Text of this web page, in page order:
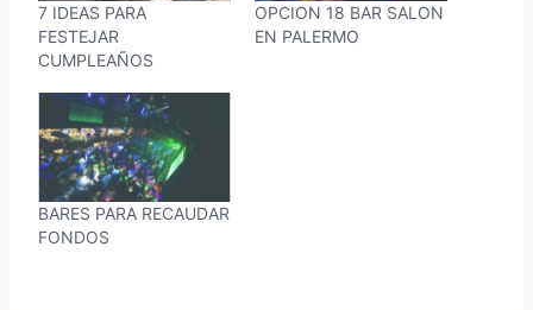
7 IDEAS PARA
FESTEJAR
CUMPLEAÑOS
OPCION 18 BAR SALON
EN PALERMO
BARES PARA RECAUDAR
FONDOS